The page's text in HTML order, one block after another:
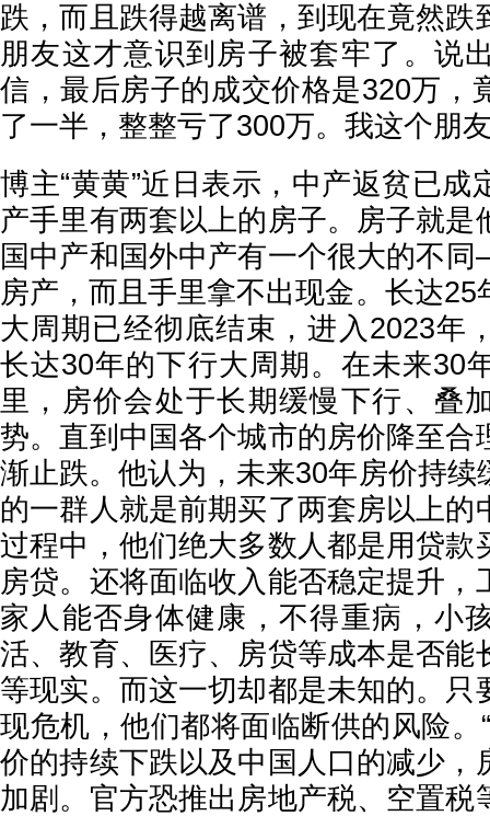
跌，而且跌得越离谱，到现在竟然跌
朋友这才意识到房子被套牢了。说
信，最后房子的成交价格是320万，
了一半，整整亏了300万。我这个朋
博主“黄黄”近日表示，中产返贫已成
产手里有两套以上的房子。房子就是
国中产和国外中产有一个很大的不
房产，而且手里拿不出现金。长达25
大周期已经彻底结束，进入2023年
长达30年的下行大周期。在未来30
里，房价会处于长期缓慢下行、叠
势。直到中国各个城市的房价降至合
渐止跌。他认为，未来30年房价持续
的一群人就是前期买了两套房以上的
过程中，他们绝大多数人都是用贷款
房贷。还将面临收入能否稳定提升，
家人能否身体健康，不得重病，小
活、教育、医疗、房贷等成本是否能
等现实。而这一切却都是未知的。只
现危机，他们都将面临断供的风险。
价的持续下跌以及中国人口的减少，
加剧。官方恐推出房地产税、空置税